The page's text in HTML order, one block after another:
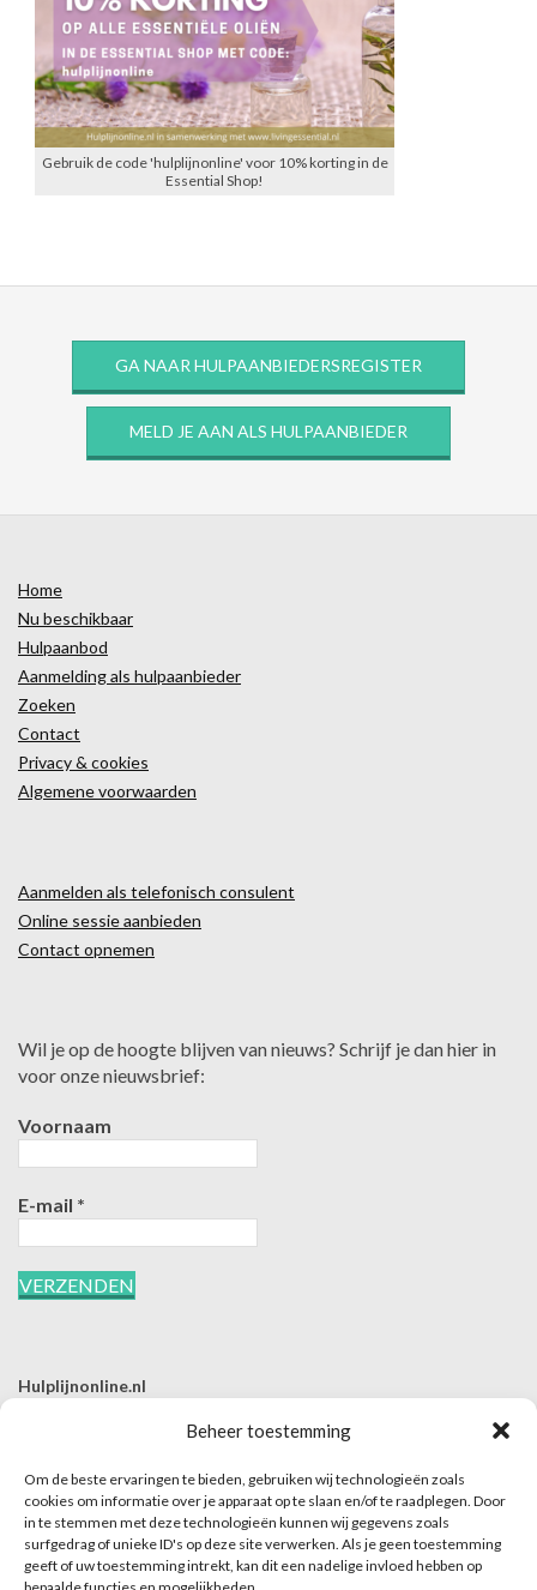
Beheer toestemming
Om de beste ervaringen te bieden, gebruiken wij technologieën zoals
cookies om informatie over je apparaat op te slaan en/of te raadplegen. Door
in te stemmen met deze technologieën kunnen wij gegevens zoals
surfgedrag of unieke ID's op deze site verwerken. Als je geen toestemming
geeft of uw toestemming intrekt, kan dit een nadelige invloed hebben op
Gebruik de code 'hulplijnonline' voor 10% korting in de
Essential Shop!
GA NAAR HULPAANBIEDERSREGISTER
MELD JE AAN ALS HULPAANBIEDER
Home
Nu beschikbaar
Hulpaanbod
Aanmelding als hulpaanbieder
Zoeken
Contact
Privacy & cookies
Algemene voorwaarden
Aanmelden als telefonisch consulent
Online sessie aanbieden
Contact opnemen
Wil je op de hoogte blijven van nieuws? Schrijf je dan hier in
voor onze nieuwsbrief:
Voornaam
E-mail *
Hulplijnonline.nl
E | info@hulplijnonline.nl
Contactformulier
Over Hulplijnonline.nl
Het team van Hulplijnonline.nl